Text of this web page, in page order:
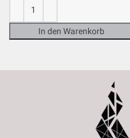
In den Warenkorb